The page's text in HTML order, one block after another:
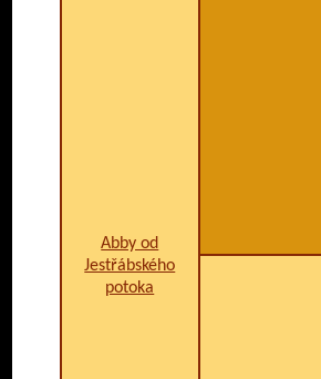
Abby od
Jestřábského
potoka